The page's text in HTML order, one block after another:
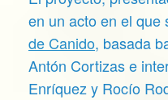
en un acto en el que
de Canido, basada
Antón Cortizas e
Enríquez y Rocío